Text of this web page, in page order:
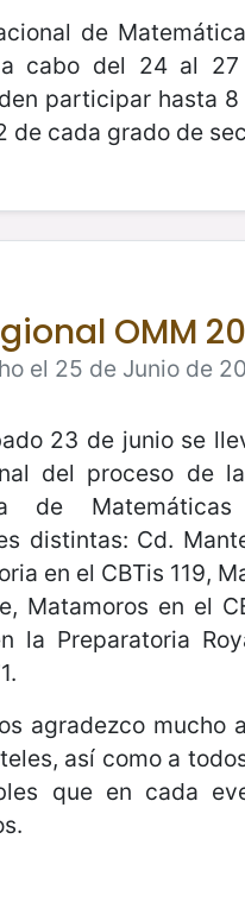
de
cabo del 24 al 27
participar hasta
de cada grado de
OMM
el 25 de Junio de
23 de junio se
del proceso de
de
distintas: Cd.
en el CBTis 119,
Matamoros en el
la Preparatoria
agradezco mucho
así como a
que en cada